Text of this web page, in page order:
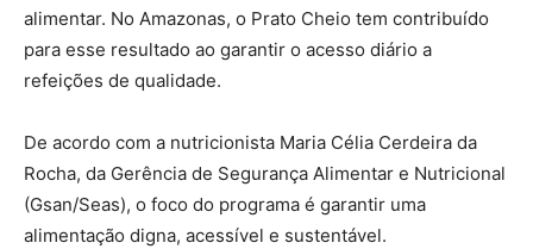
alimentar. No Amazonas, o Prato Cheio tem contribuído
para esse resultado ao garantir o acesso diário a
refeições de qualidade.
De acordo com a nutricionista Maria Célia Cerdeira da
Rocha, da Gerência de Segurança Alimentar e Nutricional
(Gsan/Seas), o foco do programa é garantir uma
alimentação digna, acessível e sustentável.